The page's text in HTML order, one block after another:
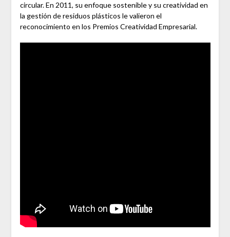
circular. En 2011, su enfoque sostenible y su creatividad en
la gestión de residuos plásticos le valieron el
reconocimiento en los Premios Creatividad Empresarial.